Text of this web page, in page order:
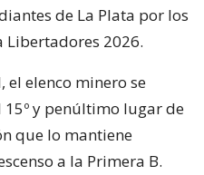
de La Plata por los
Libertadores 2026.
el elenco minero se
y penúltimo lugar de
que lo mantiene
a la Primera B.